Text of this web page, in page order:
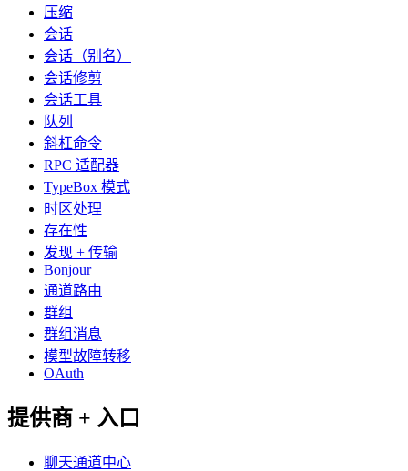
压缩
会话
会话（别名）
会话修剪
会话工具
队列
斜杠命令
RPC 适配器
TypeBox 模式
时区处理
存在性
发现 + 传输
Bonjour
通道路由
群组
群组消息
模型故障转移
OAuth
提供商 + 入口
聊天通道中心